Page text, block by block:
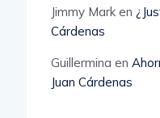
Jimmy Mark en
Cárdenas
Guillermina en
Juan Cárdenas